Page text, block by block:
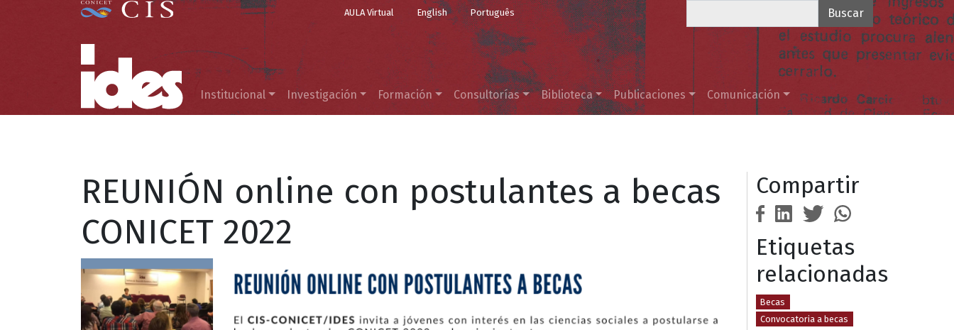
Pasar al contenido principal
Top Menu
AULA Virtual English Português
Menú principal
Institucional Investigación Formación Consultorías Biblioteca Publicaciones Comunicación
REUNIÓN online con postulantes a becas
CONICET 2022
Compartir
Etiquetas
relacionadas
Becas
Convocatoria a becas